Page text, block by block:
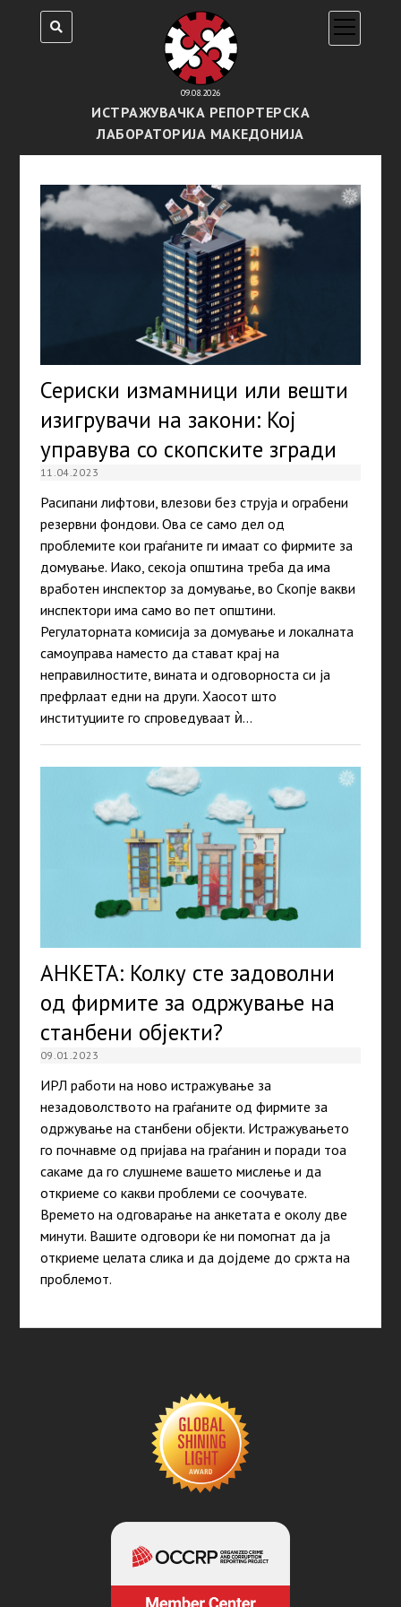
09.08.2026
ИСТРАЖУВАЧКА РЕПОРТЕРСКА
ЛАБОРАТОРИЈА МАКЕДОНИЈА
open
menu
Сериски измамници или вешти
изигрувачи на закони: Кој
управува со скопските згради
11.04.2023
Расипани лифтови, влезови без струја и ограбени
резервни фондови. Ова се само дел од
проблемите кои граѓаните ги имаат со фирмите за
домување. Иако, секоја општина треба да има
вработен инспектор за домување, во Скопје вакви
инспектори има само во пет општини.
Регулаторната комисија за домување и локалната
самоуправа наместо да стават крај на
неправилностите, вината и одговорноста си ја
префрлаат едни на други. Хаосот што
институциите го спроведуваат ѝ…
АНКЕТА: Колку сте задоволни
од фирмите за одржување на
станбени објекти?
09.01.2023
ИРЛ работи на ново истражување за
незадоволството на граѓаните од фирмите за
одржување на станбени објекти. Истражувањето
го почнавме од пријава на граѓанин и поради тоа
сакаме да го слушнеме вашето мислење и да
откриеме со какви проблеми се соочувате.
Времето на одговарање на анкетата е околу две
минути. Вашите одговори ќе ни помогнат да ја
откриеме целата слика и да дојдеме до сржта на
проблемот.